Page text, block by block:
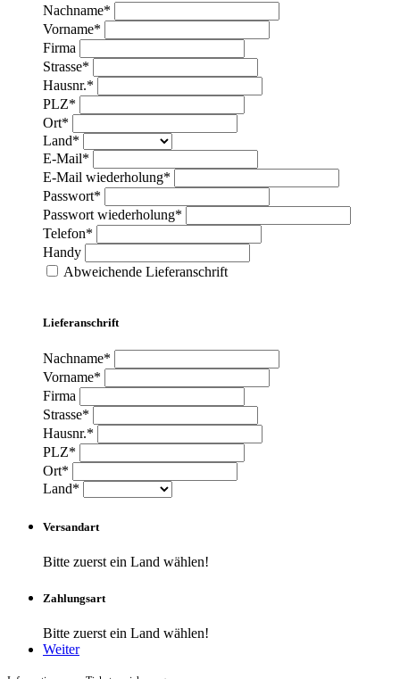
Nachname*
Vorname*
Firma
Strasse*
Hausnr.*
PLZ*
Ort*
Land*
E-Mail*
E-Mail wiederholung*
Passwort*
Passwort wiederholung*
Telefon*
Handy
Abweichende Lieferanschrift
Lieferanschrift
Nachname*
Vorname*
Firma
Strasse*
Hausnr.*
PLZ*
Ort*
Land*
Versandart
Bitte zuerst ein Land wählen!
Zahlungsart
Bitte zuerst ein Land wählen!
Weiter